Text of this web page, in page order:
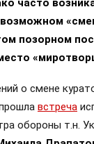
часто
позорном
о смене
встреча
обороны т.н.